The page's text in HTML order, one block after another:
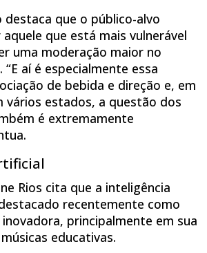
destaca que o público-alvo
que está mais vulnerável
uma moderação maior no
aí é especialmente essa
de bebida e direção e, em
vários estados, a questão dos
é extremamente
Rios cita que a inteligência
recentemente como
principalmente em sua
educativas.